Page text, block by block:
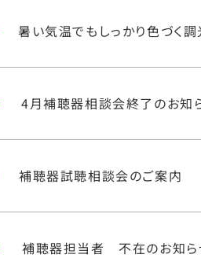
暑い気温でもしっかり色づく調
4月補聴器相談会終了のお知
補聴器試聴相談会のご案内
補聴器担当者 不在のお知ら